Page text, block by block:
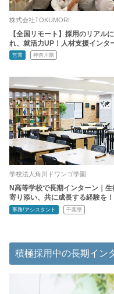
株式会社TOKUMORI
【全国リモート】採用のリアル
れ、就活力UP！人材支援インタ
営業 神奈川県
学校法人角川ドワンゴ学園
N高等学校で長期インターン｜生
寄り添い、共に成長する経験を！
事務/アシスタント 千葉県
積極採用中の長期イン